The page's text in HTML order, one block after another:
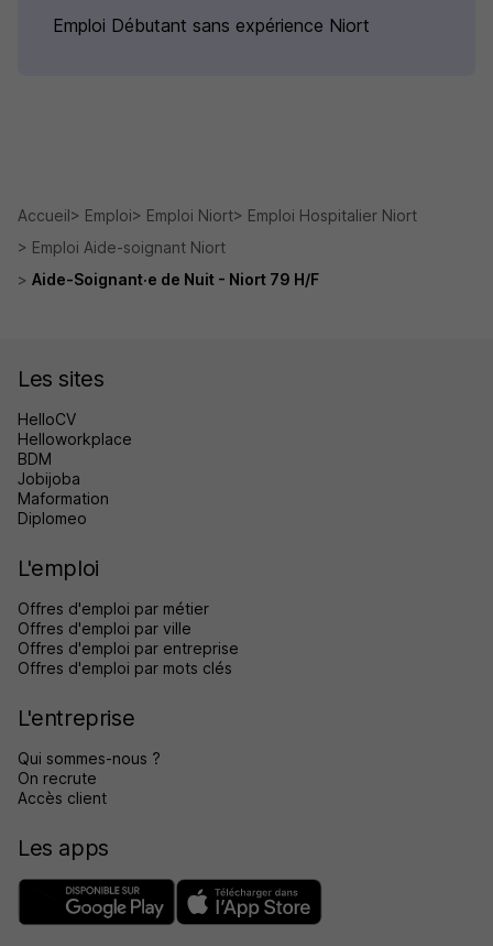
Emploi Débutant sans expérience Niort
Accueil Emploi Emploi Niort
Emploi Hospitalier Niort
Emploi Aide-soignant Niort
Aide-Soignant·e de Nuit - Niort 79 H/F
Les sites
HelloCV
Helloworkplace
BDM
Jobijoba
Maformation
Diplomeo
L'emploi
Offres d'emploi par métier
Offres d'emploi par ville
Offres d'emploi par entreprise
Offres d'emploi par mots clés
L'entreprise
Qui sommes-nous ?
On recrute
Accès client
Les apps